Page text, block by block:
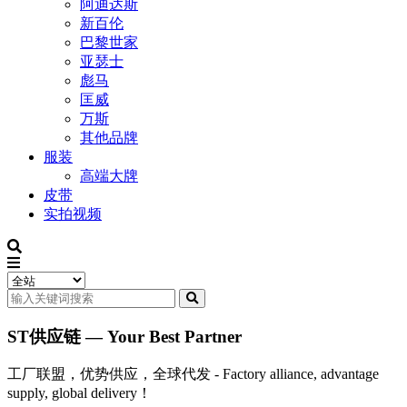
阿迪达斯
新百伦
巴黎世家
亚瑟士
彪马
匡威
万斯
其他品牌
服装
高端大牌
皮带
实拍视频
ST供应链 — Your Best Partner
工厂联盟，优势供应，全球代发 - Factory alliance, advantage
supply, global delivery！